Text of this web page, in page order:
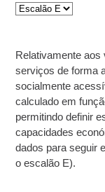
Relativamente
serviços de forma
socialmente
calculado em
permitindo definir
capacidades
dados para seguir
o escalão E).